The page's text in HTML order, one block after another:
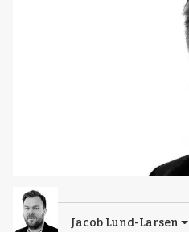
Jacob Lund-Larsen